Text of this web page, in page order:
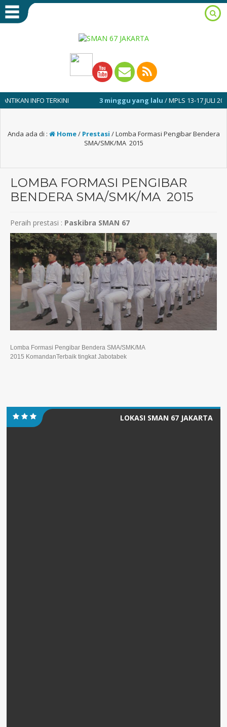
INFO TERKINI 3 minggu yang lalu/ MPLS 13-17 JULI 2026
Anda ada di : Home/ Prestasi /Lomba Formasi Pengibar Bendera
SMA/SMK/MA 2015
LOMBA FORMASI PENGIBAR
BENDERA SMA/SMK/MA 2015
Peraih prestasi : Paskibra SMAN 67
Lomba Formasi Pengibar Bendera SMA/SMK/MA
2015 KomandanTerbaik tingkat Jabotabek
LOKASI SMAN 67 JAKARTA